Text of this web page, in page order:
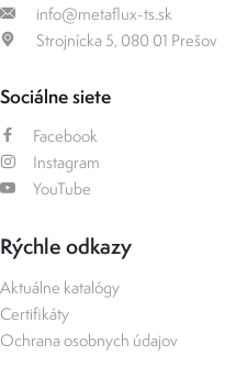
info@metaflux-ts.sk
Strojnícka 5, 080 01 Prešov
Sociálne siete
Facebook
Instagram
YouTube
Rýchle odkazy
Aktuálne katalógy
Certifikáty
Ochrana osobnych údajov